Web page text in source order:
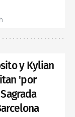
y Kylian
'por